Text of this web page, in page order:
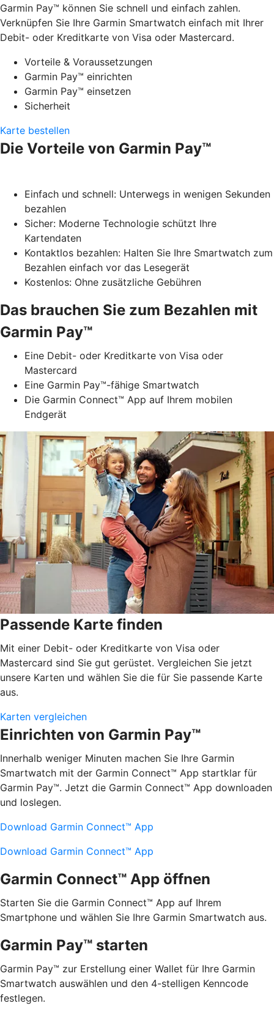
Garmin Pay™ können Sie schnell und einfach zahlen.
Verknüpfen Sie Ihre Garmin Smartwatch einfach mit Ihrer
Debit- oder Kreditkarte von Visa oder Mastercard.
Vorteile & Voraussetzungen
Garmin Pay™ einrichten
Garmin Pay™ einsetzen
Sicherheit
Karte bestellen
Die Vorteile von Garmin Pay™
Einfach und schnell: Unterwegs in wenigen Sekunden
bezahlen
Sicher: Moderne Technologie schützt Ihre
Kartendaten
Kontaktlos bezahlen: Halten Sie Ihre Smartwatch zum
Bezahlen einfach vor das Lesegerät
Kostenlos: Ohne zusätzliche Gebühren
Das brauchen Sie zum Bezahlen mit
Garmin Pay™
Eine Debit- oder Kreditkarte von Visa oder
Mastercard
Eine Garmin Pay™-fähige Smartwatch
Die Garmin Connect™ App auf Ihrem mobilen
Endgerät
Passende Karte finden
Mit einer Debit- oder Kreditkarte von Visa oder
Mastercard sind Sie gut gerüstet. Vergleichen Sie jetzt
unsere Karten und wählen Sie die für Sie passende Karte
aus.
Karten vergleichen
Einrichten von Garmin Pay™
Innerhalb weniger Minuten machen Sie Ihre Garmin
Smartwatch mit der Garmin Connect™ App startklar für
Garmin Pay™. Jetzt die Garmin Connect™ App downloaden
und loslegen.
Download Garmin Connect™ App
Download Garmin Connect™ App
Garmin Connect™ App öffnen
Starten Sie die Garmin Connect™ App auf Ihrem
Smartphone und wählen Sie Ihre Garmin Smartwatch aus.
Garmin Pay™ starten
Garmin Pay™ zur Erstellung einer Wallet für Ihre Garmin
Smartwatch auswählen und den 4-stelligen Kenncode
festlegen.